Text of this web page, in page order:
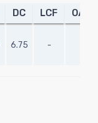
DC LCF OAL
6.75 -